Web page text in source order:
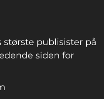
største publisister på
siden for